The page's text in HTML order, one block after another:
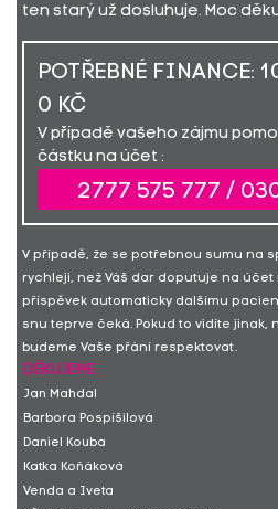
ten starý už dosluhuje. Moc
POTŘEBNÉ FINANCE:
0 KČ
V případě vašeho zájmu
částku na účet :
2777 575 777 /
V případě, že se potřebnou sumu na
rychleji, než Váš dar doputuje na účet
příspěvek automaticky dalšímu
snu teprve čeká. Pokud to vidíte jinak,
budeme Vaše přání respektovat.
DĚKUJEME
Jan Mahdal
Barbora Pospíšilová
Daniel Kouba
Katka Koňáková
Venda a Iveta